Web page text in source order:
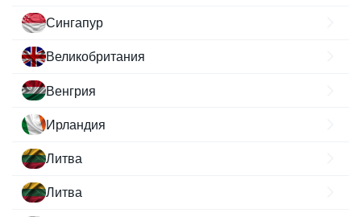
Сингапур
Великобритания
Венгрия
Ирландия
Литва
Литва